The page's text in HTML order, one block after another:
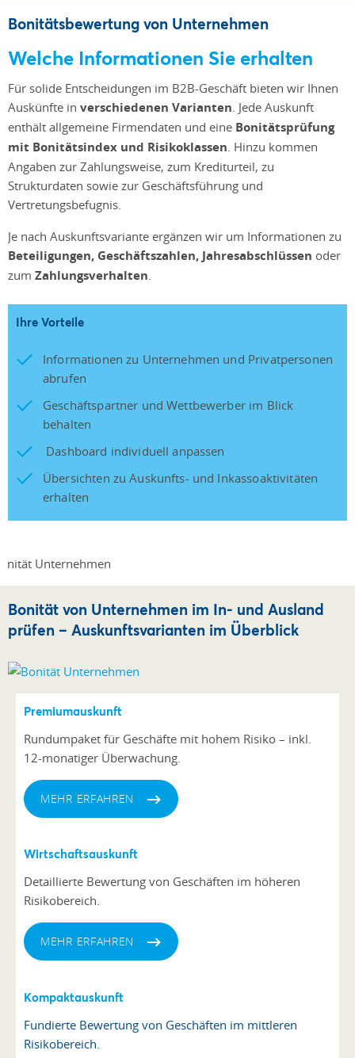
Bonitätsbewertung von Unternehmen
Welche Informationen Sie erhalten
Für solide Entscheidungen im B2B-Geschäft bieten wir Ihnen
Auskünfte in verschiedenen Varianten . Jede Auskunft
enthält allgemeine Firmendaten und eine Bonitätsprüfung
mit Bonitätsindex und Risikoklassen . Hinzu kommen
Angaben zur Zahlungsweise, zum Krediturteil, zu
Strukturdaten sowie zur Geschäftsführung und
Vertretungsbefugnis.
Je nach Auskunftsvariante ergänzen wir um Informationen zu
Beteiligungen, Geschäftszahlen, Jahresabschlüssen oder
zum Zahlungsverhalten
Ihre Vorteile
Informationen zu Unternehmen und Privatpersonen
abrufen
Geschäftspartner und Wettbewerber im Blick
behalten
Dashboard individuell anpassen
Übersichten zu Auskunfts- und Inkassoaktivitäten
erhalten
Bonität von Unternehmen im In- und Ausland
prüfen – Auskunftsvarianten im Überblick
Premiumauskunft
Rundumpaket für Geschäfte mit hohem Risiko – inkl.
12-monatiger Überwachung.
MEHR ERFAHREN
Wirtschaftsauskunft
Detaillierte Bewertung von Geschäften im höheren
Risikobereich.
MEHR ERFAHREN
Kompaktauskunft
Fundierte Bewertung von Geschäften im mittleren
Risikobereich.